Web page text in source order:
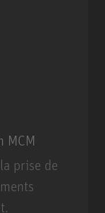
MCM
prise de